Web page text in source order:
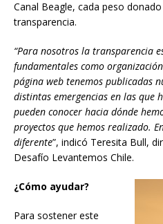
Canal Beagle, cada peso
transparencia.
“Para nosotros la transparencia
fundamentales como
página web tenemos publicadas
distintas emergencias en las que
pueden conocer hacia dónde
proyectos que hemos realizado.
diferente”, indicó Teresita Bull,
Desafío Levantemos Chile.
¿Cómo ayudar?
Para sostener este